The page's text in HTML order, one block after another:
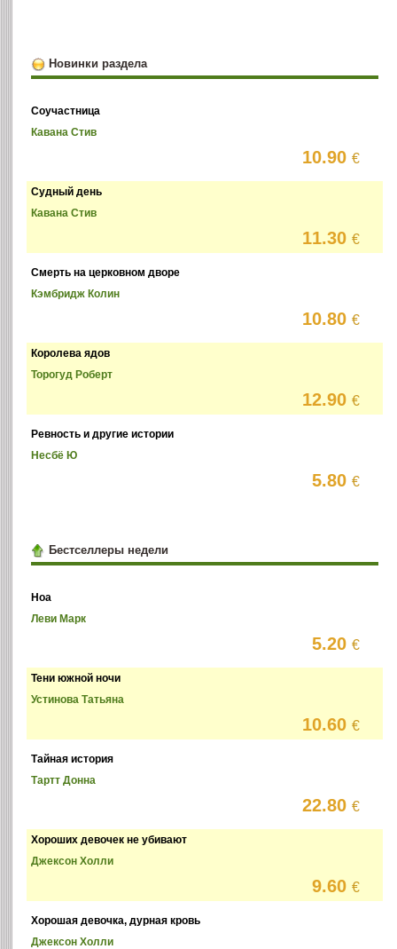
Новинки раздела
Соучастница
Кавана Стив
10.90€
Судный день
Кавана Стив
11.30€
Смерть на церковном дворе
Кэмбридж Колин
10.80€
Королева ядов
Торогуд Роберт
12.90€
Ревность и другие истории
Несбё Ю
5.80€
Бестселлеры недели
Ноа
Леви Марк
5.20€
Тени южной ночи
Устинова Татьяна
10.60€
Тайная история
Тартт Донна
22.80€
Хороших девочек не убивают
Джексон Холли
9.60€
Хорошая девочка, дурная кровь
Джексон Холли